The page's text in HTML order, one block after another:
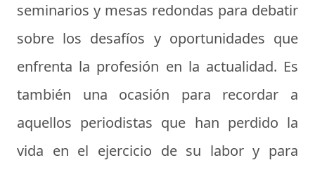
seminarios y mesas redondas para debatir
sobre los desafíos y oportunidades que
enfrenta la profesión en la actualidad. Es
también una ocasión para recordar a
aquellos periodistas que han perdido la
vida en el ejercicio de su labor y para